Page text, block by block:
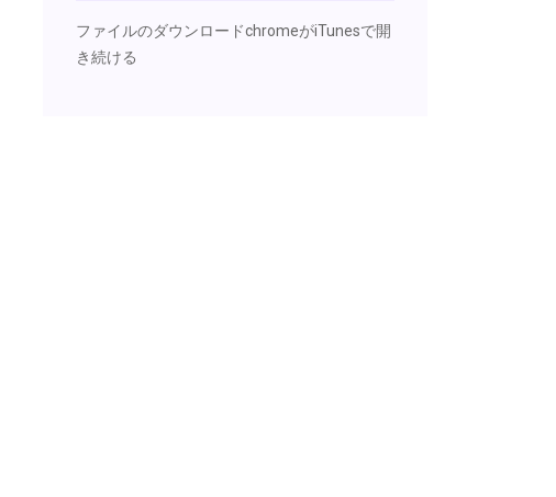
ファイルのダウンロードchromeがiTunesで開
き続ける